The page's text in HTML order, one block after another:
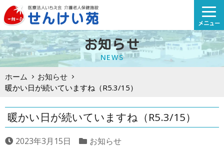
Skip
to
content
メニュー
お知らせ
NEWS
ホーム
お知らせ
暖かい日が続いていますね（R5.3/15）
暖かい日が続いていますね（R5.3/15）
2023年3月15日 お知らせ